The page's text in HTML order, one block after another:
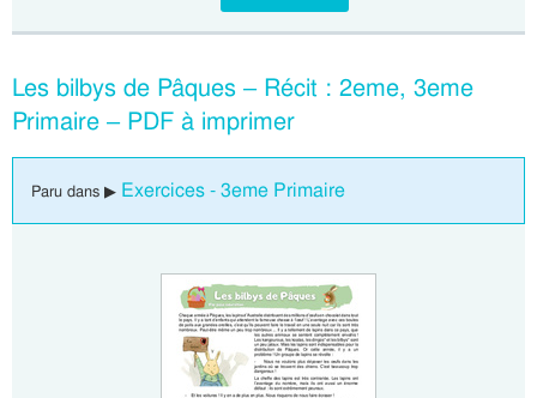
Les bilbys de Pâques – Récit : 2eme, 3eme
Primaire – PDF à imprimer
Paru dans ▶ Exercices - 3eme Primaire